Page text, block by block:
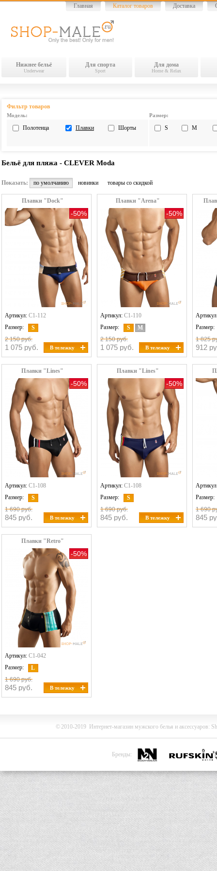
Главная Каталог товаров Доставка
Нижнее бельё
Underwear
Для спорта
Sport
Для дома
Home & Relax
Фильтр товаров
Модель: Размер:
Полотенца Плавки Шорты S M
Показать: по умолчанию новинки товары со скидкой
Бельё для пляжа - CLEVER Moda
Плавки "Dock"
-50%
Артикул: C1-112
Размер:
S
2 150 руб.
В тележку
1 075 руб.
Плавки "Arena"
-50%
Артикул: C1-110
Размер:
S
M
2 150 руб.
В тележку
1 075 руб.
Размер:
1 825
912
Плавки "Lines"
-50%
Артикул: C1-108
Размер:
S
1 690 руб.
В тележку
845 руб.
Плавки "Lines"
-50%
Артикул: C1-108
Размер:
S
1 690 руб.
В тележку
845 руб.
Размер:
1 690
845
Плавки "Retro"
-50%
Артикул: C1-042
Размер:
L
1 690 руб.
В тележку
845 руб.
©2010-2019 Интернет-магазин мужского белья и аксессуаров:
Бренды: